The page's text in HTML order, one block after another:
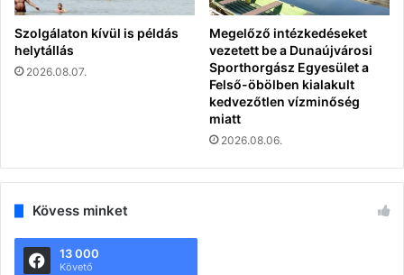
Szolgálaton kívül is példás
helytállás
2026.08.07.
Megelőző intézkedéseket
vezetett be a Dunaújvárosi
Sporthorgász Egyesület a
Felső-öbölben kialakult
kedvezőtlen vízminőség
miatt
2026.08.06.
Kövess minket
13 000
Követő